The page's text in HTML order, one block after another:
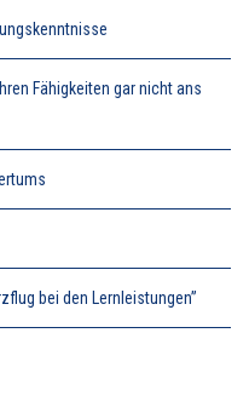
Fähigkeiten gar nicht ans
bei den Lernleistungen”